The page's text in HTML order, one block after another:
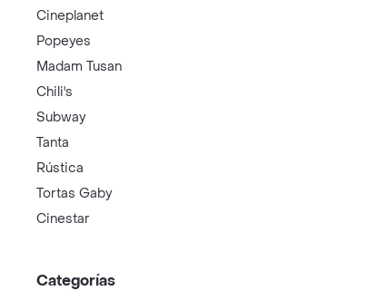
Cineplanet
Popeyes
Madam Tusan
Chili's
Subway
Tanta
Rústica
Tortas Gaby
Cinestar
Categorías